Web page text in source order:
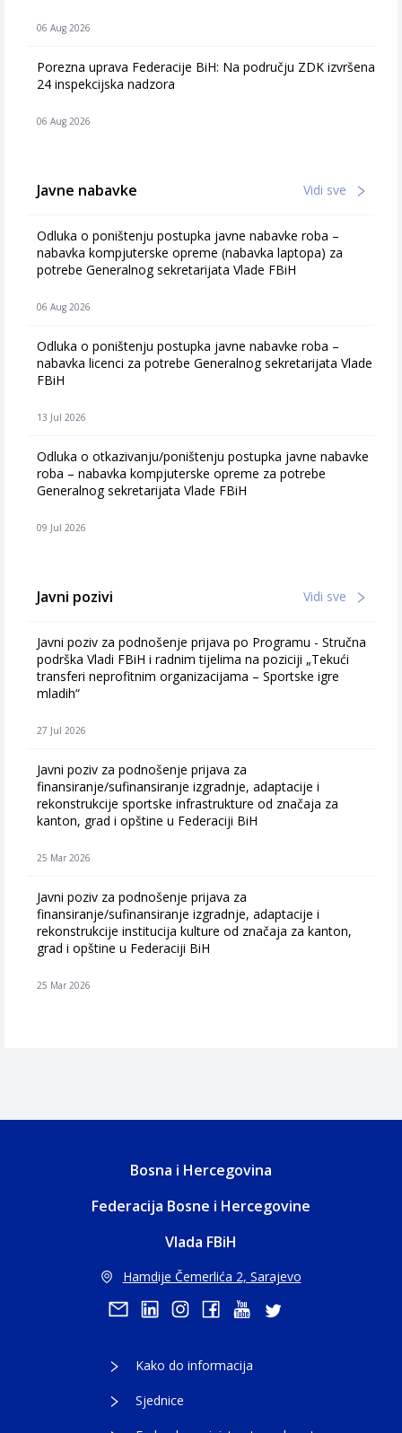
06 Aug 2026
Porezna uprava Federacije BiH: Na području ZDK izvršena
24 inspekcijska nadzora
06 Aug 2026
Javne nabavke Vidi sve
Odluka o poništenju postupka javne nabavke roba –
nabavka kompjuterske opreme (nabavka laptopa) za
potrebe Generalnog sekretarijata Vlade FBiH
06 Aug 2026
Odluka o poništenju postupka javne nabavke roba –
nabavka licenci za potrebe Generalnog sekretarijata Vlade
FBiH
13 Jul 2026
Odluka o otkazivanju/poništenju postupka javne nabavke
roba – nabavka kompjuterske opreme za potrebe
Generalnog sekretarijata Vlade FBiH
09 Jul 2026
Javni pozivi Vidi sve
Javni poziv za podnošenje prijava po Programu - Stručna
podrška Vladi FBiH i radnim tijelima na poziciji „Tekući
transferi neprofitnim organizacijama – Sportske igre
mladih“
27 Jul 2026
Javni poziv za podnošenje prijava za
finansiranje/sufinansiranje izgradnje, adaptacije i
rekonstrukcije sportske infrastrukture od značaja za
kanton, grad i opštine u Federaciji BiH
25 Mar 2026
Javni poziv za podnošenje prijava za
finansiranje/sufinansiranje izgradnje, adaptacije i
rekonstrukcije institucija kulture od značaja za kanton,
grad i opštine u Federaciji BiH
25 Mar 2026
Bosna i Hercegovina
Federacija Bosne i Hercegovine
Vlada FBiH
Hamdije Čemerlića 2, Sarajevo
Kako do informacija
Sjednice